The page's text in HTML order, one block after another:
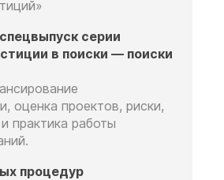
серии
в поиски — поиски
оценка проектов, риски,
практика работы
процедур